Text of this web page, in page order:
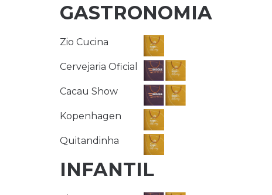
GASTRONOMIA
Zio Cucina
Cervejaria Oficial
Cacau Show
Kopenhagen
Quitandinha
INFANTIL